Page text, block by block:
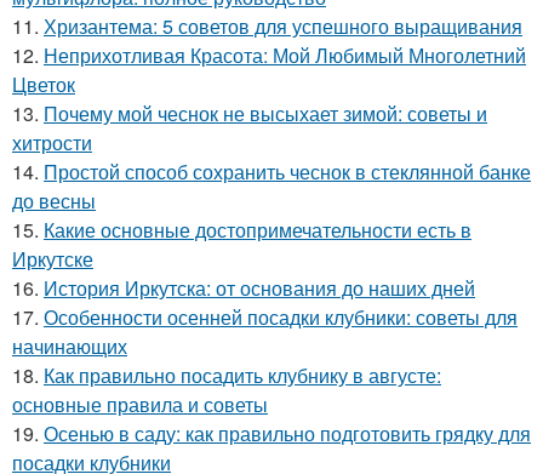
11. Хризантема: 5 советов для успешного выращивания
12. Неприхотливая Красота: Мой Любимый Многолетний
Цветок
13. Почему мой чеснок не высыхает зимой: советы и
хитрости
14. Простой способ сохранить чеснок в стеклянной банке
до весны
15. Какие основные достопримечательности есть в
Иркутске
16. История Иркутска: от основания до наших дней
17. Особенности осенней посадки клубники: советы для
начинающих
18. Как правильно посадить клубнику в августе:
основные правила и советы
19. Осенью в саду: как правильно подготовить грядку для
посадки клубники